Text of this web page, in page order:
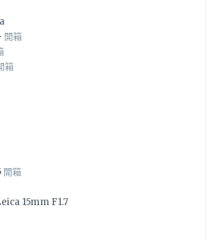
開箱
箱
開箱
15mm F1.7